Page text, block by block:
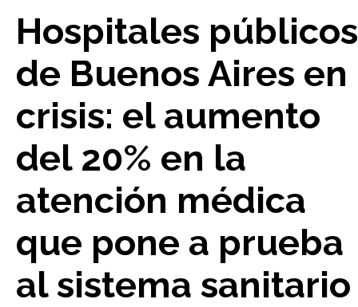
Hospitales públicos
de Buenos Aires en
crisis: el aumento
del 20% en la
atención médica
que pone a prueba
al sistema sanitario